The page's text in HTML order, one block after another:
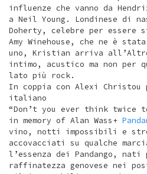
influenze che vanno da
a Neil Young. Londinese di
Doherty, celebre per
Amy Winehouse, che ne è
uno, Kristian arriva
intimo, acustico ma non per
lato più rock.
In coppia con Alexi Christou
italiano
“Don’t you ever think twice
in memory of Alan Wass+
vino, notti impossibili e
accovacciati su qualche
l’essenza dei Pandango, nati
raffinatezza genovese nei